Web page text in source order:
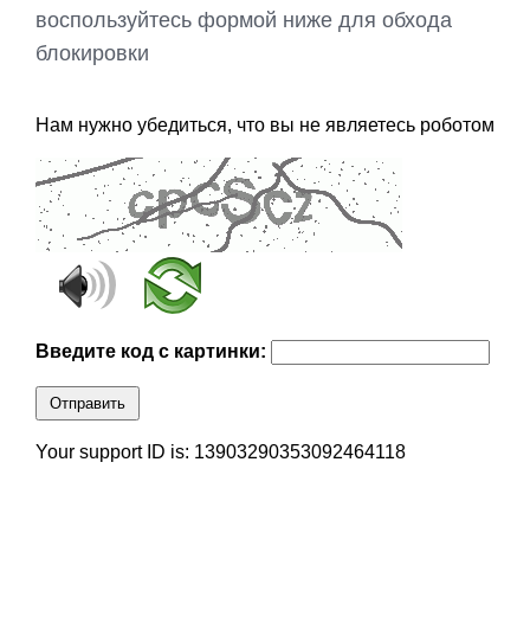
воспользуйтесь формой ниже для обхода
блокировки
Нам нужно убедиться, что вы не являетесь роботом
Введите код с картинки:
Отправить
Your support ID is: 13903290353092464118